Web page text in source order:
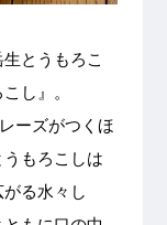
とうもろこ
し』。
ーズがつくほ
もろこしは
る水々し